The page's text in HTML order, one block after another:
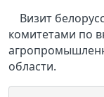
Визит
комитетами по
области.